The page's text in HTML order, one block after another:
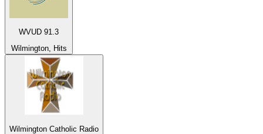
WVUD 91.3
Wilmington, Hits
Wilmington Catholic Radio